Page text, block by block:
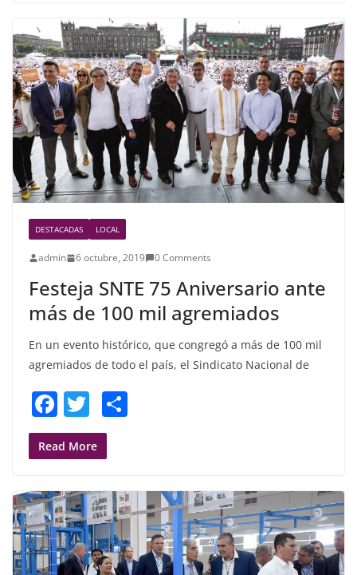
b
o
o
k
DESTACADAS LOCAL
admin 6 octubre, 2019 0 Comments
Festeja SNTE 75 Aniversario ante
más de 100 mil agremiados
En un evento histórico, que congregó a más de 100 mil
agremiados de todo el país, el Sindicato Nacional de
F
a
c
b
o
o
T
w
itt
Read More